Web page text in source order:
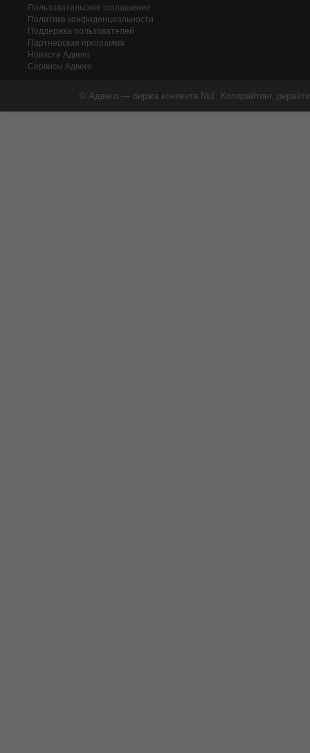
Пользовательское соглашение
Политика конфиденциальности
Поддержка пользователей
Партнерская программа
Новости Адвего
Сервисы Адвего
© Адвего — биржа контента №1. Копирайтинг,